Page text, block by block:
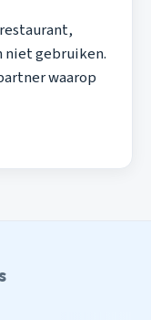
niet gebruiken.
waarop